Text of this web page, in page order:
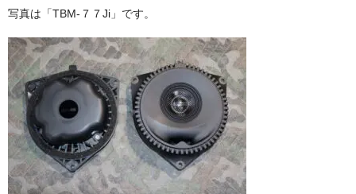
写真は「TBM-７７Ji」です。